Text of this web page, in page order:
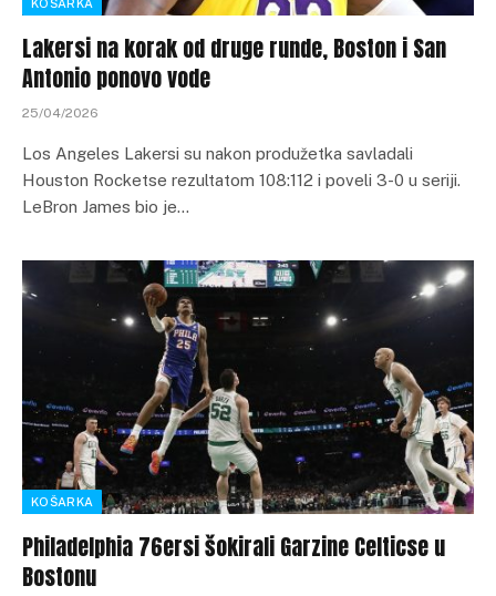
KOŠARKA
Lakersi na korak od druge runde, Boston i San
Antonio ponovo vode
25/04/2026
Los Angeles Lakersi su nakon produžetka savladali
Houston Rocketse rezultatom 108:112 i poveli 3-0 u seriji.
LeBron James bio je…
KOŠARKA
Philadelphia 76ersi šokirali Garzine Celticse u
Bostonu